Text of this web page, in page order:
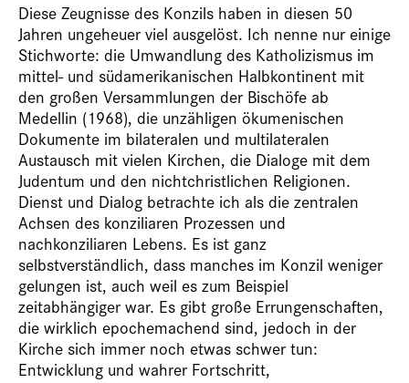
Diese Zeugnisse des Konzils haben in diesen 50
Jahren ungeheuer viel ausgelöst. Ich nenne nur einige
Stichworte: die Umwandlung des Katholizismus im
mittel- und südamerikanischen Halbkontinent mit
den großen Versammlungen der Bischöfe ab
Medellin (1968), die unzähligen ökumenischen
Dokumente im bilateralen und multilateralen
Austausch mit vielen Kirchen, die Dialoge mit dem
Judentum und den nichtchristlichen Religionen.
Dienst und Dialog betrachte ich als die zentralen
Achsen des konziliaren Prozessen und
nachkonziliaren Lebens. Es ist ganz
selbstverständlich, dass manches im Konzil weniger
gelungen ist, auch weil es zum Beispiel
zeitabhängiger war. Es gibt große Errungenschaften,
die wirklich epochemachend sind, jedoch in der
Kirche sich immer noch etwas schwer tun:
Entwicklung und wahrer Fortschritt,